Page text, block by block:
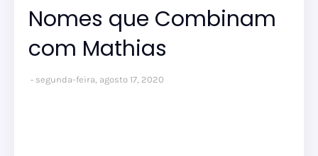
Nomes que Combinam
com Mathias
segunda-feira, agosto 17, 2020